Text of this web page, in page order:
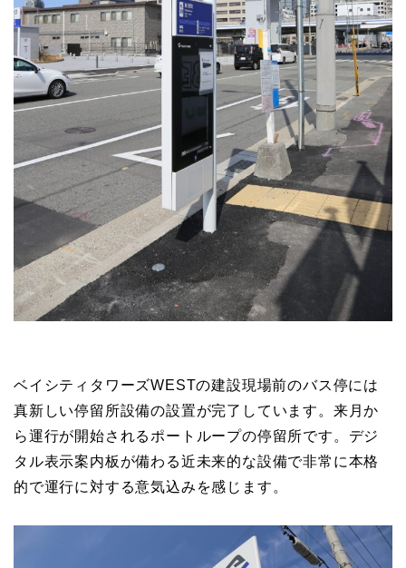
ベイシティタワーズWESTの建設現場前のバス停には
真新しい停留所設備の設置が完了しています。来月か
ら運行が開始されるポートループの停留所です。デジ
タル表示案内板が備わる近未来的な設備で非常に本格
的で運行に対する意気込みを感じます。